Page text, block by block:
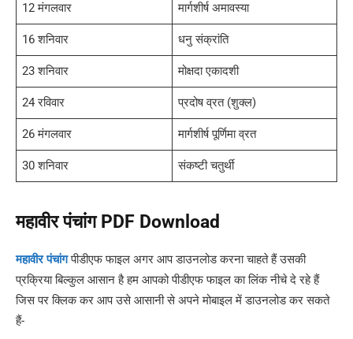
12 मंगलवार मार्गशीर्ष अमावस्या
16 शनिवार धनु संक्रांति
23 शनिवार मोक्षदा एकादशी
24 रविवार प्रदोष व्रत (शुक्ल)
26 मंगलवार मार्गशीर्ष पूर्णिमा व्रत
30 शनिवार संकष्टी चतुर्थी
महावीर पंचांग PDF Download
महावीर पंचांगपीडीएफ फाइल अगर आप डाउनलोड करना चाहते हैं उसकी
प्रक्रिया बिल्कुल आसान है हम आपको पीडीएफ फाइल का लिंक नीचे दे रहे हैं
जिस पर क्लिक कर आप उसे आसानी से अपने मोबाइल में डाउनलोड कर सकते
हैं-